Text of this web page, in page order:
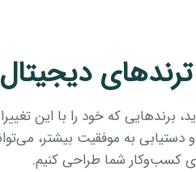
دیجیتال
برندهایی که خود را با این
و دستیابی به موفقیت بیشتر،
کسب‌وکار شما طراحی کنیم.